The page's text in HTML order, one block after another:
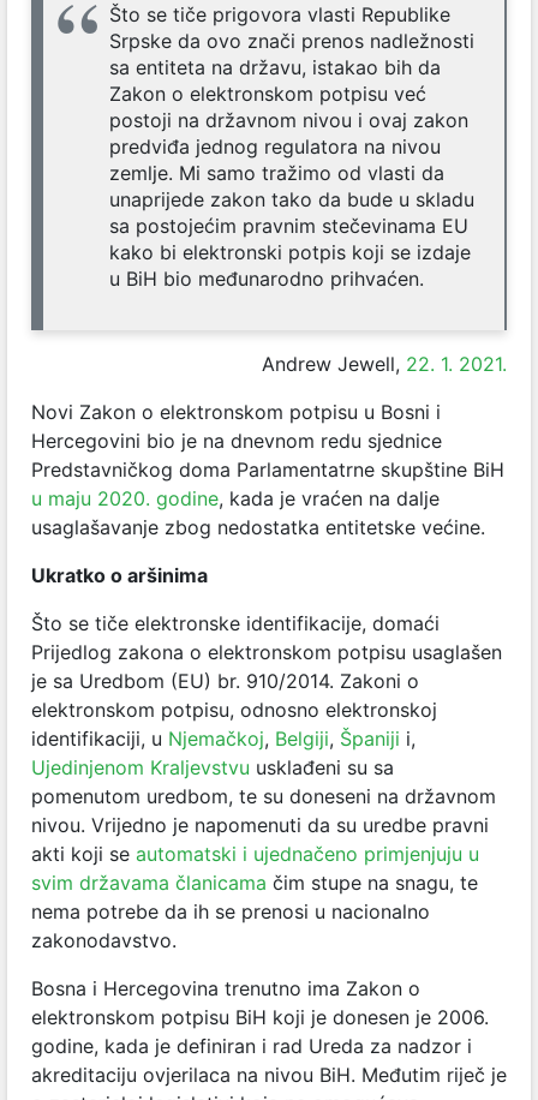
Što se tiče prigovora vlasti Republike
Srpske da ovo znači prenos nadležnosti
sa entiteta na državu, istakao bih da
Zakon o elektronskom potpisu već
postoji na državnom nivou i ovaj zakon
predviđa jednog regulatora na nivou
zemlje. Mi samo tražimo od vlasti da
unaprijede zakon tako da bude u skladu
sa postojećim pravnim stečevinama EU
kako bi elektronski potpis koji se izdaje
u BiH bio međunarodno prihvaćen.
Andrew Jewell, 22. 1. 2021.
Novi Zakon o elektronskom potpisu u Bosni i
Hercegovini bio je na dnevnom redu sjednice
Predstavničkog doma Parlamentatrne skupštine BiH
u maju 2020. godine, kada je vraćen na dalje
usaglašavanje zbog nedostatka entitetske većine.
Ukratko o aršinima
Što se tiče elektronske identifikacije, domaći
Prijedlog zakona o elektronskom potpisu usaglašen
je sa Uredbom (EU) br. 910/2014. Zakoni o
elektronskom potpisu, odnosno elektronskoj
identifikaciji, u Njemačkoj, Belgiji, Španiji i,
Ujedinjenom Kraljevstvu usklađeni su sa
pomenutom uredbom, te su doneseni na državnom
nivou. Vrijedno je napomenuti da su uredbe pravni
akti koji se automatski i ujednačeno primjenjuju u
svim državama članicama čim stupe na snagu, te
nema potrebe da ih se prenosi u nacionalno
zakonodavstvo.
Bosna i Hercegovina trenutno ima Zakon o
elektronskom potpisu BiH koji je donesen je 2006.
godine, kada je definiran i rad Ureda za nadzor i
akreditaciju ovjerilaca na nivou BiH. Međutim riječ je